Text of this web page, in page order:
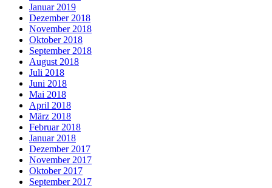
Januar 2019
Dezember 2018
November 2018
Oktober 2018
September 2018
August 2018
Juli 2018
Juni 2018
Mai 2018
April 2018
März 2018
Februar 2018
Januar 2018
Dezember 2017
November 2017
Oktober 2017
September 2017